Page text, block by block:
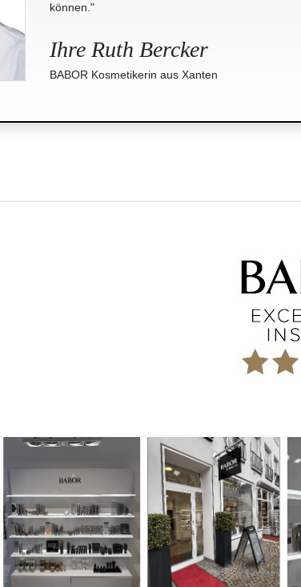
können."
Ihre Ruth Bercker
BABOR Kosmetikerin aus Xanten